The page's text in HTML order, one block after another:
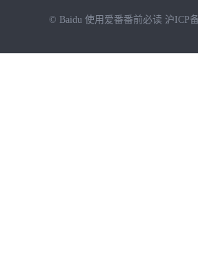
© Baidu 使用爱番番前必读 沪ICP